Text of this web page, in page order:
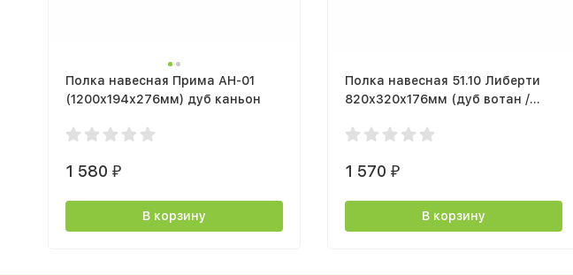
Полка навесная Прима АН-01
(1200х194х276мм) дуб каньон
1 580 ₽
В корзину
Полка навесная 51.10 Либерти
820х320х176мм (дуб вотан /
1 570₽
В корзину